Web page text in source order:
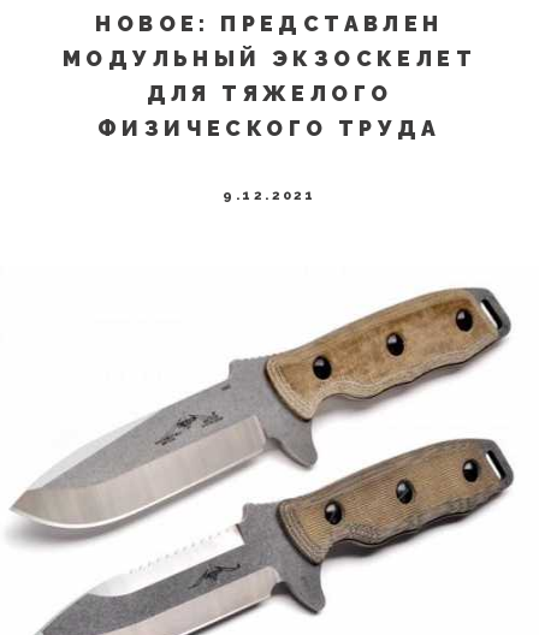
НОВОЕ: ПРЕДСТАВЛЕН
МОДУЛЬНЫЙ ЭКЗОСКЕЛЕТ
ДЛЯ ТЯЖЕЛОГО
ФИЗИЧЕСКОГО ТРУДА
9.12.2021